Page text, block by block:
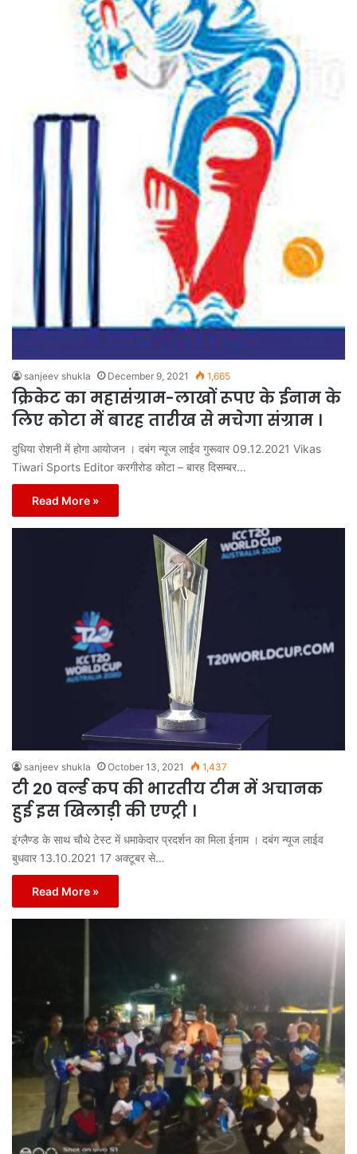
sanjeev shukla December 9, 2021 1,665
क्रिकेट का महासंग्राम-लाखों रूपए के ईनाम के
लिए कोटा में बारह तारीख से मचेगा संग्राम ।
दुधिया रोशनी में होगा आयोजन । दबंग न्यूज लाईव गुरूवार 09.12.2021 Vikas
Tiwari Sports Editor करगीरोड कोटा – बारह दिसम्बर…
Read More »
sanjeev shukla October 13, 2021 1,437
टी 20 वर्ल्ड कप की भारतीय टीम में अचानक
हुई इस खिलाड़ी की एण्ट्री ।
इंग्लैण्ड के साथ चौथे टेस्ट में धमाकेदार प्रदर्शन का मिला ईनाम । दबंग न्यूज लाईव
बुधवार 13.10.2021 17 अक्टूबर से…
Read More »